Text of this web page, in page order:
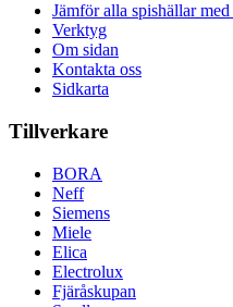
Jämför alla spishällar
Verktyg
Om sidan
Kontakta oss
Sidkarta
Tillverkare
BORA
Neff
Siemens
Miele
Elica
Electrolux
Fjäråskupan